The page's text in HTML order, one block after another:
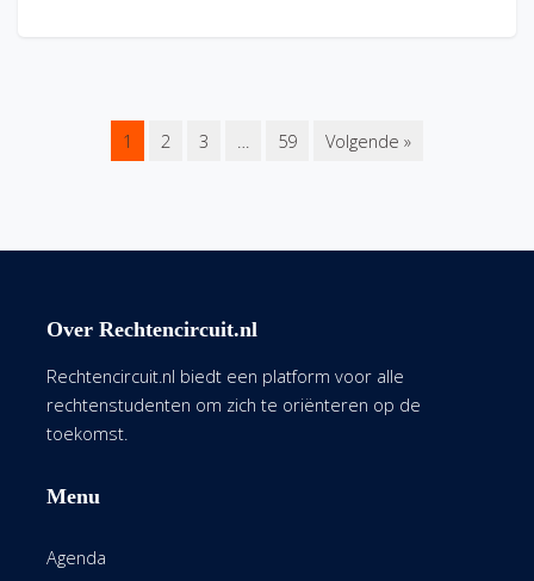
1 2 3 … 59 Volgende »
Over Rechtencircuit.nl
Rechtencircuit.nl biedt een platform voor alle
rechtenstudenten om zich te oriënteren op de
toekomst.
Menu
Agenda